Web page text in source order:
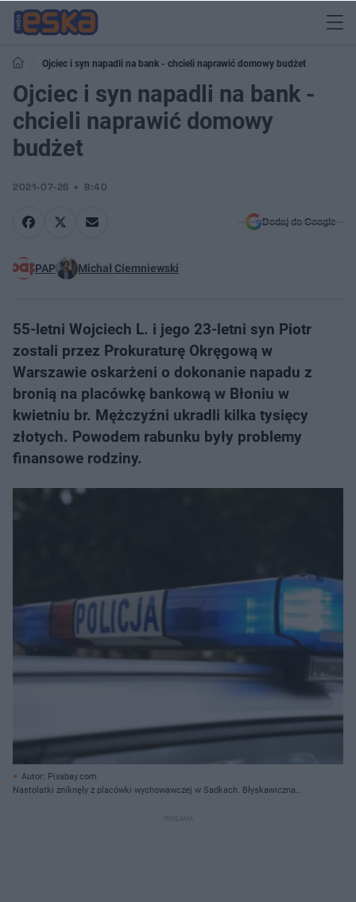
Ojciec i syn napadli na bank - chcieli naprawić domowy budżet
Ojciec i syn napadli na bank -
chcieli naprawić domowy
budżet
2021-07-26 8:40
Dodaj do Google
PAP Michał Ciemniewski
55-letni Wojciech L. i jego 23-letni syn Piotr
zostali przez Prokuraturę Okręgową w
Warszawie oskarżeni o dokonanie napadu z
bronią na placówkę bankową w Błoniu w
kwietniu br. Mężczyźni ukradli kilka tysięcy
złotych. Powodem rabunku były problemy
finansowe rodziny.
Autor: Pixabay.com
Nastolatki zniknęły z placówki wychowawczej w Sadkach. Błyskawiczna